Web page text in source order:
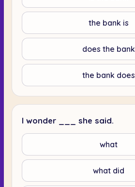
the bank is
does the bank
the bank does
I wonder ___ she said.
what
what did